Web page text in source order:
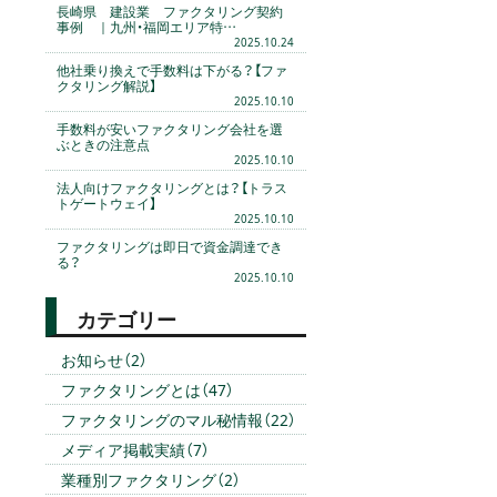
長崎県 建設業 ファクタリング契約
事例 ｜九州・福岡エリア特…
2025.10.24
他社乗り換えで手数料は下がる？【ファ
クタリング解説】
2025.10.10
手数料が安いファクタリング会社を選
ぶときの注意点
2025.10.10
法人向けファクタリングとは？【トラス
トゲートウェイ】
2025.10.10
ファクタリングは即日で資金調達でき
る？
2025.10.10
カテゴリー
お知らせ（2）
ファクタリングとは（47）
ファクタリングのマル秘情報（22）
メディア掲載実績（7）
業種別ファクタリング（2）